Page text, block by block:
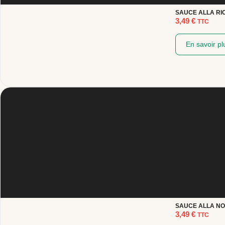
SAUCE ALLA
3,49€ TTC
En savoir
SAUCE ALLA
3,49€ TTC